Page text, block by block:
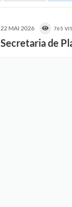
22 MAI 2026 765
Secretaria de